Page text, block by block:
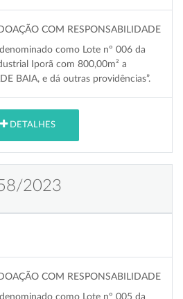
COM RESPONSABILIDADE
como Lote nº 006 da
Iporã com 800,00m² a
BAIA, e dá outras providências”.
DETALHES
2023
COM RESPONSABILIDADE
como Lote nº 005 da